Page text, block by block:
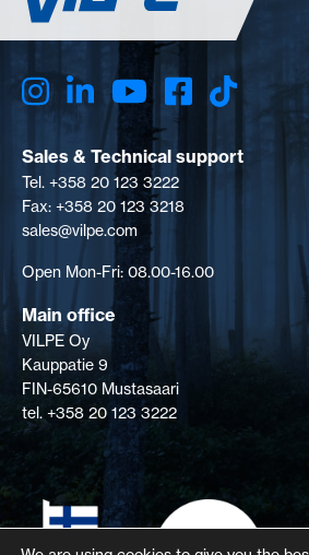
Sales & Technical support
Tel. +358 20 123 3222
Fax: +358 20 123 3218
sales@vilpe.com
Open Mon-Fri: 08.00-16.00
Main office
VILPE Oy
Kauppatie 9
FIN-65610 Mustasaari
tel. +358 20 123 3222